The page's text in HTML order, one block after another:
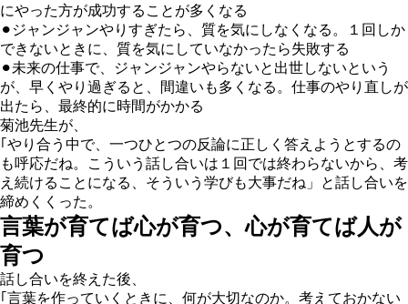
にやった方が成功することが多くなる
⚫︎ ジャンジャンやりすぎたら、質を気にしなくなる。１回しか
できないときに、質を気にしていなかったら失敗する
⚫︎未来の仕事で、ジャンジャンやらないと出世しないという
が、早くやり過ぎると、間違いも多くなる。仕事のやり直しが
出たら、最終的に時間がかかる
菊池先生が、
｢やり合う中で、一つひとつの反論に正しく答えようとするの
も呼応だね。こういう話し合いは１回では終わらないから、考
え続けることになる、そういう学びも大事だね」と話し合いを
締めくくった。
言葉が育てば心が育つ、心が育てば人が
育つ
話し合いを終えた後、
｢言葉を作っていくときに、何が大切なのか。考えておかない